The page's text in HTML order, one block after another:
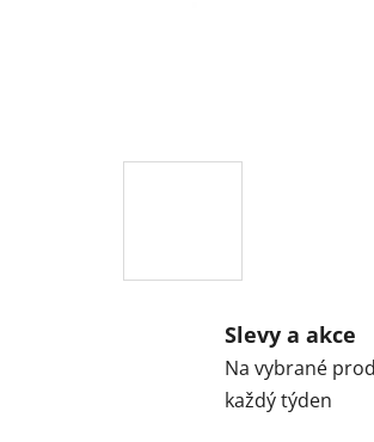
Slevy a akce
Na vybrané
každý týden